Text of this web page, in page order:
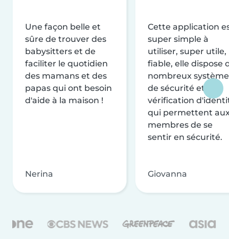
Une façon belle et
sûre de trouver des
babysitters et de
faciliter le quotidien
des mamans et des
papas qui ont besoin
d'aide à la maison !
Nerina
Cette application
super simple à
utiliser, super utile,
fiable, elle dispose
nombreux
de sécurité et de
vérification
qui permettent
membres de se
sentir en sécurité.
Giovanna